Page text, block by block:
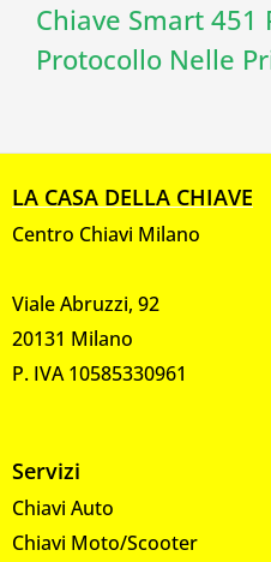
Chiave Smart 451
Protocollo Nelle
LA CASA DELLA CHIAVE
Centro Chiavi Milano
Viale Abruzzi, 92
20131 Milano
P. IVA 10585330961
Servizi
Chiavi Auto
Chiavi Moto/Scooter